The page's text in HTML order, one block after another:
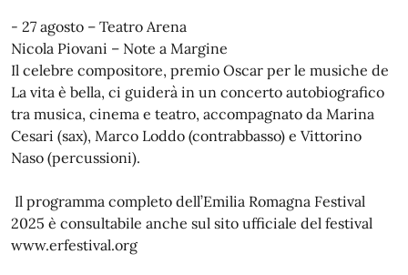
- 27 agosto – Teatro Arena
Nicola Piovani – Note a Margine
Il celebre compositore, premio Oscar per le musiche de
La vita è bella, ci guiderà in un concerto autobiografico
tra musica, cinema e teatro, accompagnato da Marina
Cesari (sax), Marco Loddo (contrabbasso) e Vittorino
Naso (percussioni).
Il programma completo dell’Emilia Romagna Festival
2025 è consultabile anche sul sito ufficiale del festival
www.erfestival.org